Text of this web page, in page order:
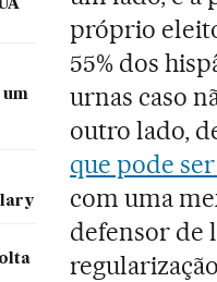
um
próprio
55% dos
urnas caso
outro lado,
que pode
com uma
defensor de